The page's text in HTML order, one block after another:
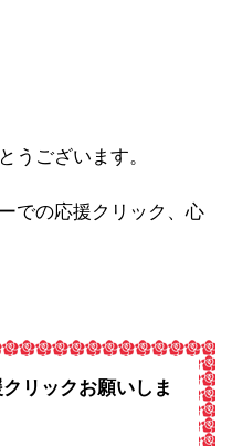
うございます。
での応援クリック、心
リックお願いしま